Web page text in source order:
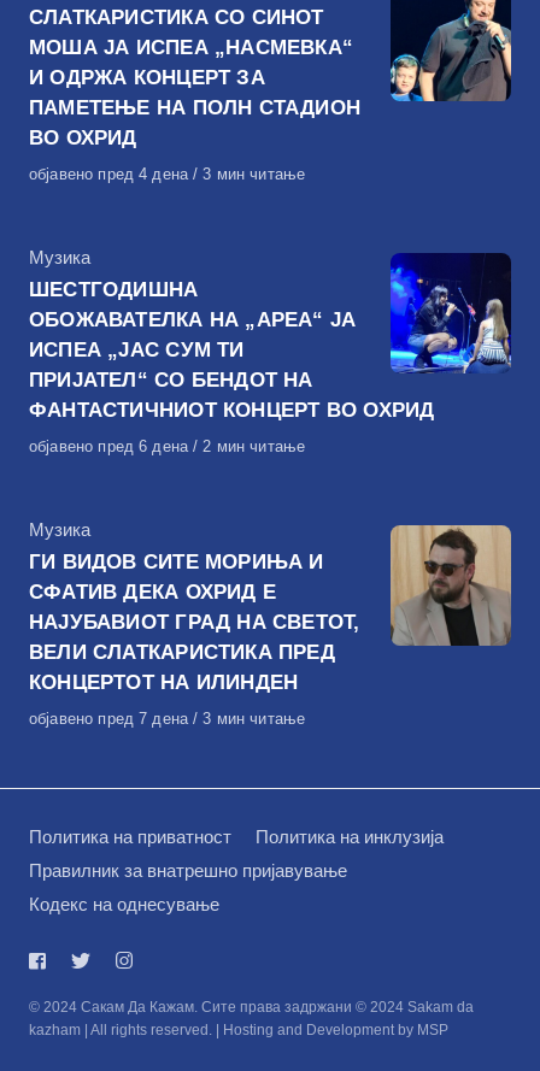
СЛАТКАРИСТИКА СО СИНОТ
МОША ЈА ИСПЕА „НАСМЕВКА“
И ОДРЖА КОНЦЕРТ ЗА
ПАМЕТЕЊЕ НА ПОЛН СТАДИОН
ВО ОХРИД
Објавено
објавено пред 4 дена 3 мин читање
КАтегорија
Музика
ШЕСТГОДИШНА
ОБОЖАВАТЕЛКА НА „АРЕА“ ЈА
ИСПЕА „ЈАС СУМ ТИ
ПРИЈАТЕЛ“ СО БЕНДОТ НА
ФАНТАСТИЧНИОТ КОНЦЕРТ ВО ОХРИД
Објавено
објавено пред 6 дена 2 мин читање
КАтегорија
Музика
ГИ ВИДОВ СИТЕ МОРИЊА И
СФАТИВ ДЕКА ОХРИД Е
НАЈУБАВИОТ ГРАД НА СВЕТОТ,
ВЕЛИ СЛАТКАРИСТИКА ПРЕД
КОНЦЕРТОТ НА ИЛИНДЕН
Објавено
објавено пред 7 дена 3 мин читање
Политика на приватност
Политика на инклузија
Правилник за внатрешно пријавување
Кодекс на однесување
© 2024 Сакам Да Кажам. Сите права задржани © 2024 Sakam da
kazham | All rights reserved. | Hosting and Development by MSP